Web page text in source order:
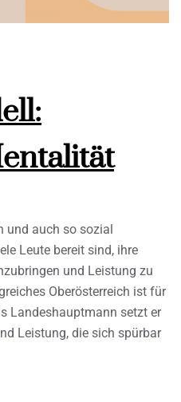
und auch so sozial
Leute bereit sind, ihre
und Leistung zu
Oberösterreich ist für
Landeshauptmann setzt er
Leistung, die sich spürbar